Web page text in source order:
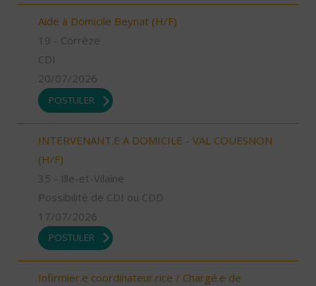
Aide à Domicile Beynat (H/F)
19 - Corrèze
CDI
20/07/2026
POSTULER
INTERVENANT.E A DOMICILE - VAL COUESNON
(H/F)
35 - Ille-et-Vilaine
Possibilité de CDI ou CDD
17/07/2026
POSTULER
Infirmier.e coordinateur.rice / Chargé.e de